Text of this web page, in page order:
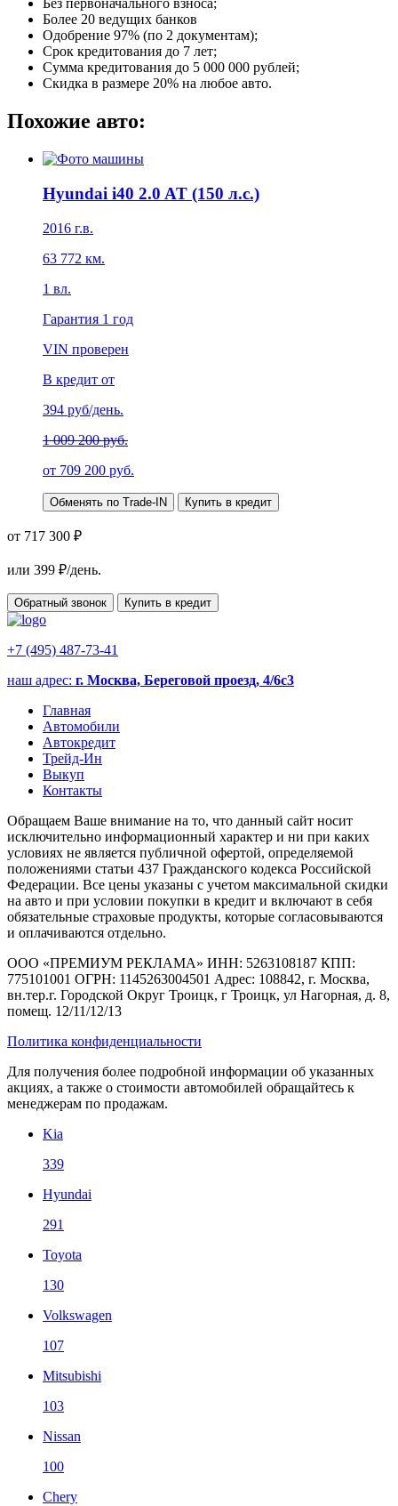
Без первоначального взноса;
Более 20 ведущих банков
Одобрение 97% (по 2 документам);
Срок кредитования до 7 лет;
Сумма кредитования до 5 000 000 рублей;
Скидка в размере 20% на любое авто.
Похожие авто:
Hyundai i40 2.0 AT (150 л.с.)
2016 г.в.
63 772 км.
1 вл.
Гарантия 1 год
VIN проверен
В кредит от
394 руб/день.
1 009 200 руб.
от 709 200 руб.
Обменять по Trade-IN Купить в кредит
от 717 300 ₽
или 399 ₽/день.
Обратный звонок Купить в кредит
+7 (495) 487-73-41
наш адрес: г. Москва, Береговой проезд, 4/6с3
Главная
Автомобили
Автокредит
Трейд-Ин
Выкуп
Контакты
Обращаем Ваше внимание на то, что данный сайт носит
исключительно информационный характер и ни при каких
условиях не является публичной офертой, определяемой
положениями статьи 437 Гражданского кодекса Российской
Федерации. Все цены указаны с учетом максимальной скидки
на авто и при условии покупки в кредит и включают в себя
обязательные страховые продукты, которые согласовываются
и оплачиваются отдельно.
ООО «ПРЕМИУМ РЕКЛАМА» ИНН: 5263108187 КПП:
775101001 ОГРН: 1145263004501 Адрес: 108842, г. Москва,
вн.тер.г. Городской Округ Троицк, г Троицк, ул Нагорная, д. 8,
помещ. 12/11/12/13
Политика конфиденциальности
Для получения более подробной информации об указанных
акциях, а также о стоимости автомобилей обращайтесь к
менеджерам по продажам.
Kia
339
Hyundai
291
Toyota
130
Volkswagen
107
Mitsubishi
103
Nissan
100
Chery